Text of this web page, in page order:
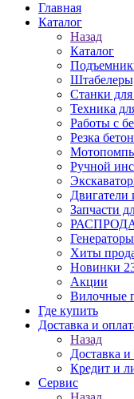
Главная
Каталог
Назад
Каталог
Станки
Техника
Работы с
Резка
Ручной
Двигатели
Запчасти
Генераторы
Хиты
Новинки
Акции
Вилочные
Где купить
Доставка и
Назад
Доставка и
Кредит и
Сервис